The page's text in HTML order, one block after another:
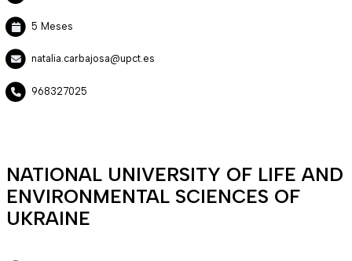
5 Meses
natalia.carbajosa@upct.es
968327025
NATIONAL UNIVERSITY OF LIFE AND
ENVIRONMENTAL SCIENCES OF
UKRAINE